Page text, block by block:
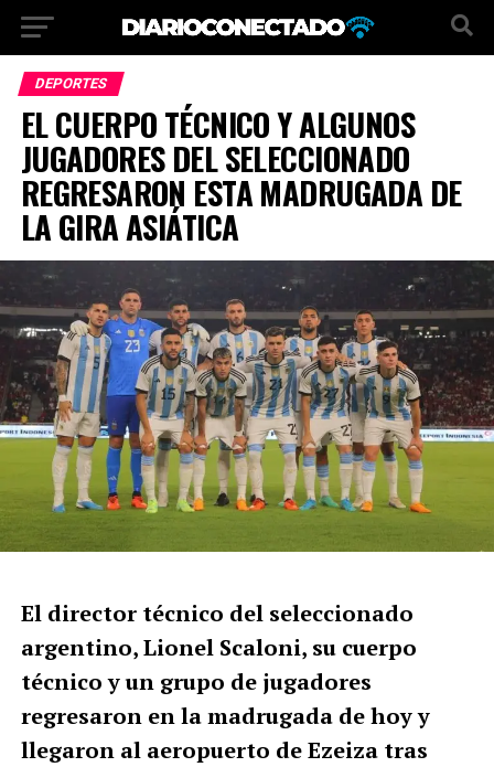
DEPORTES
EL CUERPO TÉCNICO Y ALGUNOS
JUGADORES DEL SELECCIONADO
REGRESARON ESTA MADRUGADA DE
LA GIRA ASIÁTICA
El director técnico del seleccionado
argentino, Lionel Scaloni, su cuerpo
técnico y un grupo de jugadores
regresaron en la madrugada de hoy y
llegaron al aeropuerto de Ezeiza tras